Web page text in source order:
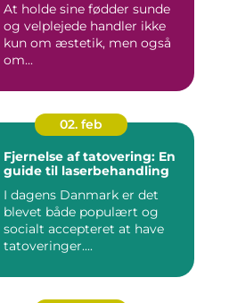
At holde sine fødder sunde
og velplejede handler ikke
kun om æstetik, men også
om...
02. feb
Fjernelse af tatovering: En
guide til laserbehandling
I dagens Danmark er det
blevet både populært og
socialt accepteret at have
tatoveringer....